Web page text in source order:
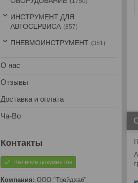
ИНСТРУМЕНТ ДЛЯ
АВТОСЕРВИСА
857
ПНЕВМОИНСТРУМЕНТ 351
О нас
Отзывы
Доставка и оплата
Ча-Во
Наличие документов
ООО "Трейдхаб"